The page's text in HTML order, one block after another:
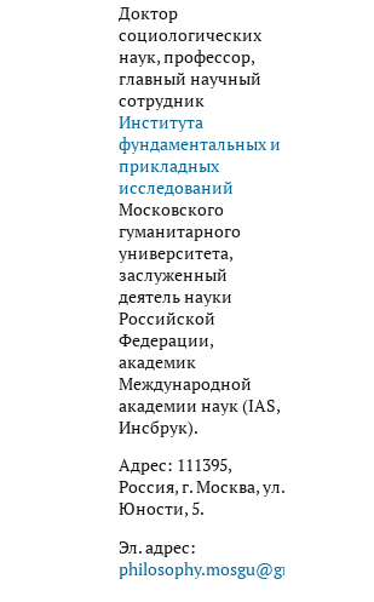
Доктор
социологических
наук, профессор,
главный научный
сотрудник
Института
фундаментальных и
прикладных
исследований
Московского
гуманитарного
университета,
заслуженный
деятель науки
Российской
Федерации,
академик
Международной
академии наук (IAS,
Инсбрук).
Адрес: 111395,
Россия, г. Москва, ул.
Юности, 5.
Эл. адрес:
philosophy.mosgu@gmail.com